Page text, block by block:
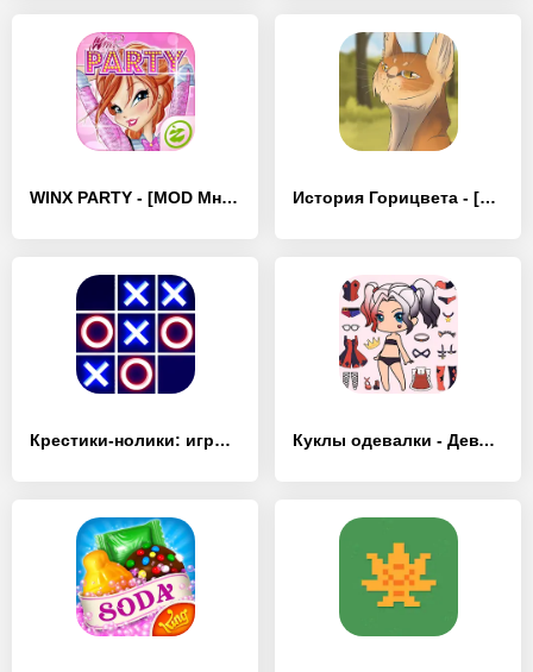
WINX PARTY - [MOD Много монет] История Горицвета - [MOD Много денег]
Крестики-нолики: игры на двоих - [MOD Много денег] Куклы одевалки - Девчачие игры - [MOD Много денег]